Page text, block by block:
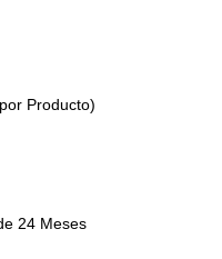
Producto)
24 Meses